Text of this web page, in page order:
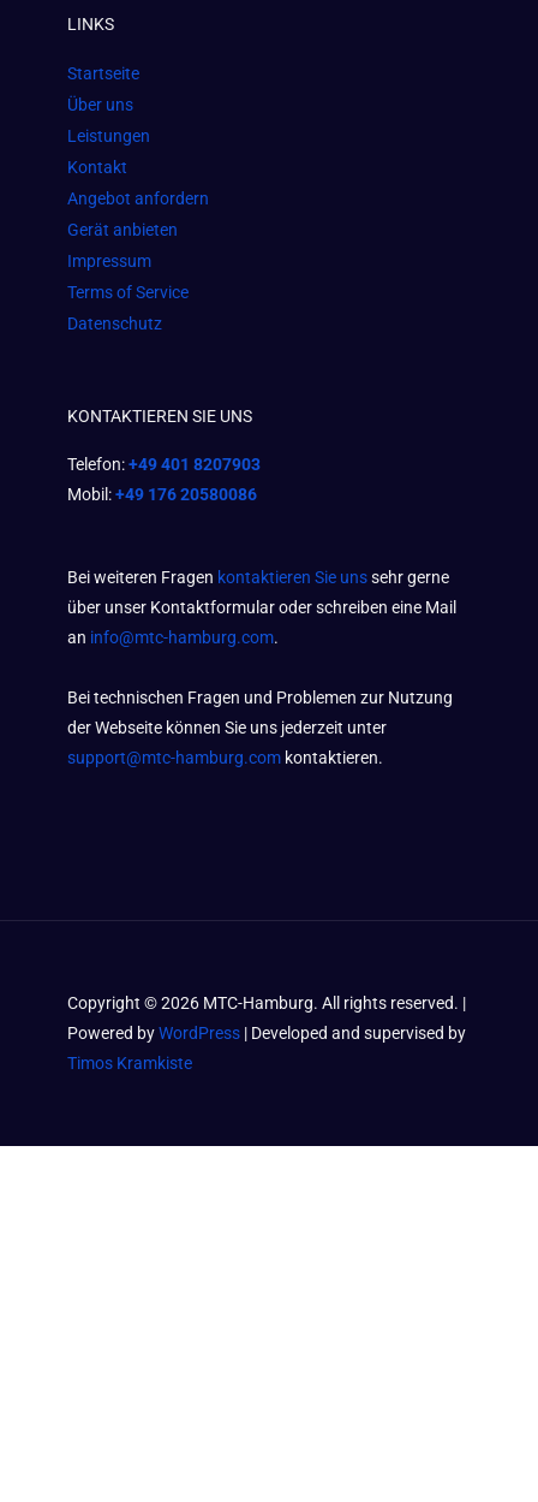
b
o
o
k
m
LINKS
Startseite
Über uns
Leistungen
Kontakt
Angebot anfordern
Gerät anbieten
Impressum
Terms of Service
Datenschutz
KONTAKTIEREN SIE UNS
Telefon:+49 401 8207903
Mobil:+49 176 20580086
Bei weiteren Fragen kontaktieren Sie unssehr gerne
über unser Kontaktformular oder schreiben eine Mail
an info@mtc-hamburg.com.
Bei technischen Fragen und Problemen zur Nutzung
der Webseite können Sie uns jederzeit unter
support@mtc-hamburg.com kontaktieren.
Copyright ©2026 MTC-Hamburg. All rights reserved. |
Powered byWordPress | Developed and supervised by
Timos Kramkiste